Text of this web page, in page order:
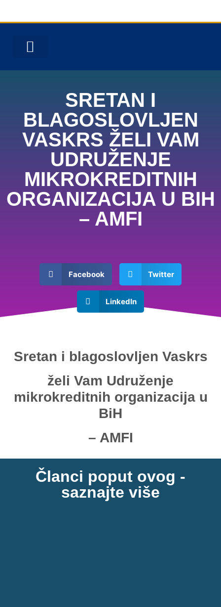
SRETAN I
BLAGOSLOVLJEN
VASKRS ŽELI VAM
UDRUŽENJE
MIKROKREDITNIH
ORGANIZACIJA U BIH
– AMFI
Facebook Twitter
LinkedIn
Sretan i blagoslovljen Vaskrs
želi Vam Udruženje
mikrokreditnih organizacija u
BiH
– AMFI
Članci poput ovog -
saznajte više